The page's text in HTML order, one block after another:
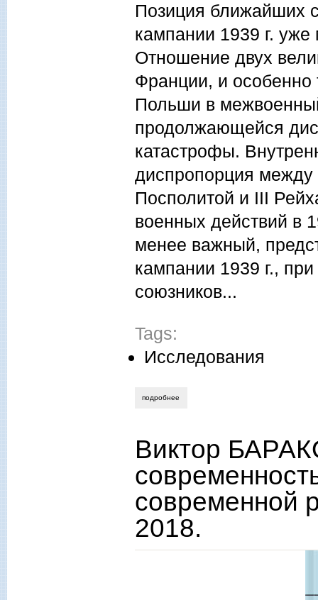
Позиция ближайших
кампании 1939 г. уже
Отношение двух
Франции, и особенно
Польши в
продолжающейся
катастрофы.
диспропорция
Посполитой и III
военных действий в
менее важный,
кампании 1939 г.,
союзников...
Tags:
Исследования
подробнее
Виктор
современной
2018.